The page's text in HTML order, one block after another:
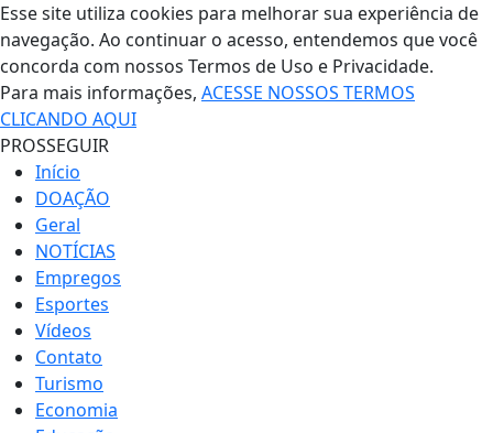
Esse site utiliza cookies para melhorar sua experiência de
navegação. Ao continuar o acesso, entendemos que você
concorda com nossos Termos de Uso e Privacidade.
Para mais informações, ACESSE NOSSOS TERMOS
CLICANDO AQUI
PROSSEGUIR
Início
DOAÇÃO
Geral
NOTÍCIAS
Empregos
Esportes
Vídeos
Contato
Turismo
Economia